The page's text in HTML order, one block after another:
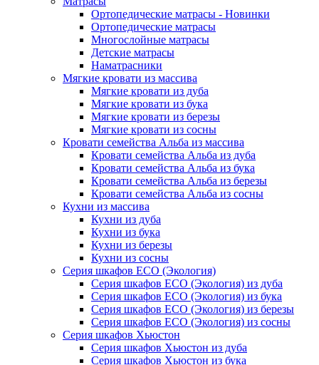
Ортопедические матрасы - Новинки
Ортопедические матрасы
Многослойные матрасы
Детские матрасы
Наматрасники
Мягкие кровати из массива
Мягкие кровати из дуба
Мягкие кровати из бука
Мягкие кровати из березы
Мягкие кровати из сосны
Кровати семейства Альба из массива
Кровати семейства Альба из дуба
Кровати семейства Альба из бука
Кровати семейства Альба из березы
Кровати семейства Альба из сосны
Кухни из массива
Кухни из дуба
Кухни из бука
Кухни из березы
Кухни из сосны
Серия шкафов ECO (Экология)
Серия шкафов ECO (Экология) из дуба
Серия шкафов ECO (Экология) из бука
Серия шкафов ECO (Экология) из березы
Серия шкафов ECO (Экология) из сосны
Серия шкафов Хьюстон
Серия шкафов Хьюстон из дуба
Серия шкафов Хьюстон из бука